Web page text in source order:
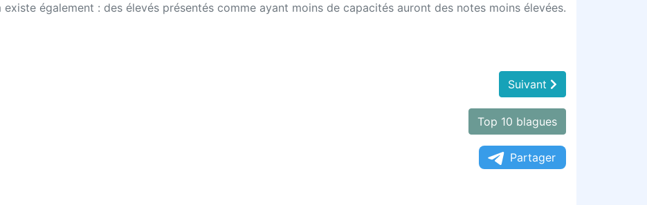
également : des élevés présentés comme ayant moins de capacités auront des notes moins élevées.
Suivant
Top 10 blagues
Partager